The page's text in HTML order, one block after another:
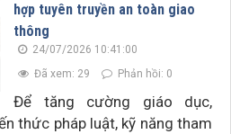
hợp tuyên truyền an toàn giao
thông
24/07/2026 10:41:00
Đã xem: 29
Phản hồi: 0
Để tăng cường giáo dục,
thức pháp luật, kỹ năng tham